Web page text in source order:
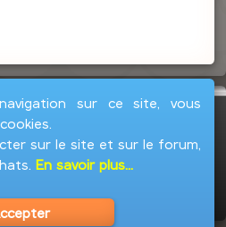
sur ce site, vous
sur le site et sur le forum,
En savoir plus...